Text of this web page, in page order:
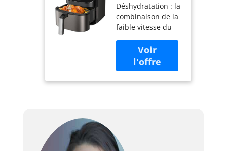
fonctions 10 en
1, friture à air,
rôtir, cuire,
griller,
déshydrater,
friteuse à air
numérique à
écran tactile,
Déshydratation : la
combinaison de la
faible vitesse du
basse température
vous permet de
créer des
collations plates et
amuser grâce à la